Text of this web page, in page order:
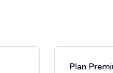
Plan